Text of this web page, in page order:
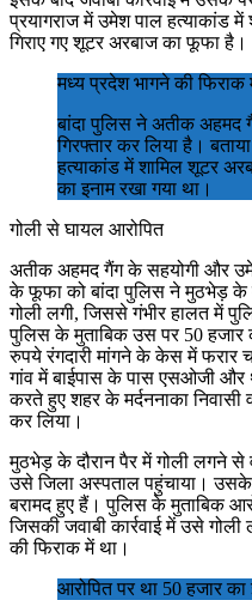
प्रयागराज में उमेश पाल हत्याकांड
गिराए गए शूटर अरबाज का फूफा है।
मध्य प्रदेश भागने की फिराक
बांदा पुलिस ने अतीक अहमद
गिरफ्तार कर लिया है।
हत्याकांड में शामिल शूटर
का इनाम रखा गया था।
गोली से घायल आरोपित
अतीक अहमद गैंग के सहयोगी और
के फूफा को बांदा पुलिस ने मुठभेड़ के
गोली लगी, जिससे गंभीर हालत में
पुलिस के मुताबिक उस पर 50 हजार
रुपये रंगदारी मांगने के केस में फरार
गांव में बाईपास के पास एसओजी और
करते हुए शहर के मर्दननाका निवासी
कर लिया।
मुठभेड़ के दौरान पैर में गोली लगने
उसे जिला अस्पताल पहुंचाया।
बरामद हुए हैं। पुलिस के मुताबिक
जिसकी जवाबी कार्रवाई में उसे
की फिराक में था।
आरोपित पर था 50 हजार का